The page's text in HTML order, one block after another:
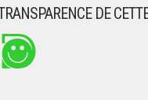
DE